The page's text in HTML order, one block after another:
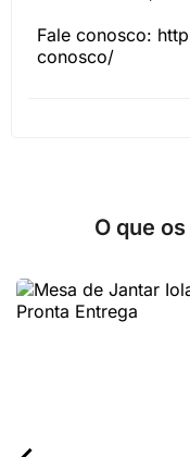
Fale conosco:
conosco/
O que